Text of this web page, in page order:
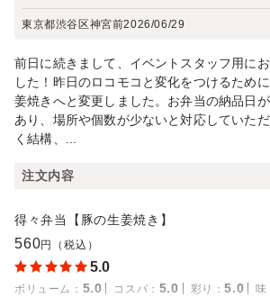
東京都渋谷区神宮前2026/06/29
前日に続きまして、イベントスタッフ用に
した！昨日のロコモコと変化をつけるため
姜焼きへと変更しました。お弁当の納品日
あり、場所や個数が少ないと対応していた
く結構、...
注文内容
得々弁当【豚の生姜焼き】
560円（税込）
5.0
ボリューム ： 5.0 コスパ ： 5.0 彩り ：5.0 味